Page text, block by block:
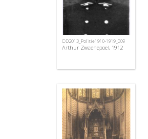
DD2013_Politie1910-1919_009
Arthur Zwaenepoel, 1912